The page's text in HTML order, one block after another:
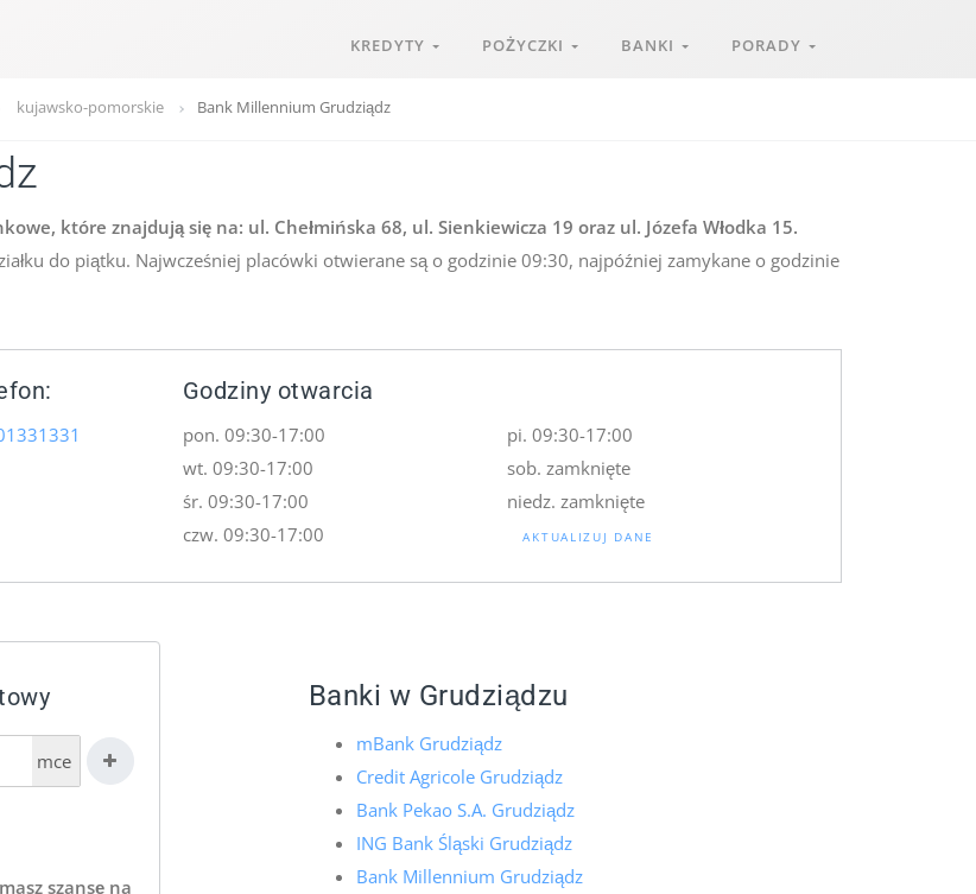
KREDYTY POŻYCZKI BANKI PORADY
kujawsko-pomorskie Bank Millennium Grudziądz
które znajdują się na: ul. Chełmińska 68, ul. Sienkiewicza 19 oraz ul. Józefa Włodka 15.
do piątku. Najwcześniej placówki otwierane są o godzinie 09:30, najpóźniej zamykane o godzinie
Godziny otwarcia
pon. 09:30-17:00
wt. 09:30-17:00
śr. 09:30-17:00
czw. 09:30-17:00
pi. 09:30-17:00
sob. zamknięte
niedz. zamknięte
AKTUALIZUJ DANE
mce
szansę na
Banki w Grudziądzu
mBank Grudziądz
Credit Agricole Grudziądz
Bank Pekao S.A. Grudziądz
ING Bank Śląski Grudziądz
Bank Millennium Grudziądz